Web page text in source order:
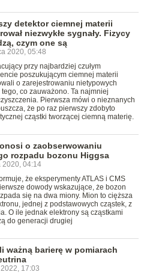
detektor ciemnej materii
niezwykłe sygnały. Fizycy
czym one są
2020, 05:48
przy najbardziej czułym
poszukującym ciemnej materii
o zarejestrowaniu nietypowych
co zauważono. Ta najmniej
Pierwsza mówi o nieznanych
że po raz pierwszy zdobyto
cząstki tworzącej ciemną materię.
o zaobserwowaniu
rozpadu bozonu Higgsa
2020, 04:14
że eksperymenty ATLAS i CMS
dowody wskazujące, że bozon
się na dwa miony. Mion to cięższa
jednej z podstawowych cząstek, z
O ile jednak elektrony są cząstkami
do generacji drugiej
ważną barierę w pomiarach
17:03